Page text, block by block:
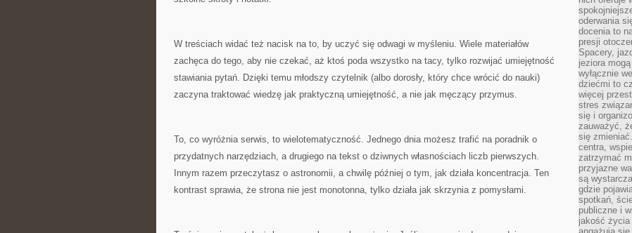
W treściach widać też nacisk na to, by uczyć się odwagi w myśleniu. Wiele materiałów
zachęca do tego, aby nie czekać, aż ktoś poda wszystko na tacy, tylko rozwijać umiejętność
stawiania pytań. Dzięki temu młodszy czytelnik (albo dorosły, który chce wrócić do nauki)
zaczyna traktować wiedzę jak praktyczną umiejętność, a nie jak męczący przymus.
To, co wyróżnia serwis, to wielotematyczność. Jednego dnia możesz trafić na poradnik o
przydatnych narzędziach, a drugiego na tekst o dziwnych własnościach liczb pierwszych.
Innym razem przeczytasz o astronomii, a chwilę później o tym, jak działa koncentracja. Ten
kontrast sprawia, że strona nie jest monotonna, tylko działa jak skrzynia z pomysłami.
oderwania
docenia to
presji
Spacery,
jeziora
wyłącznie
dziećmi to
więcej
stres
się i
zauważyć,
się
centra,
zatrzymać
przyjazne
są
gdzie
spotkań,
publiczne i
jakość życia